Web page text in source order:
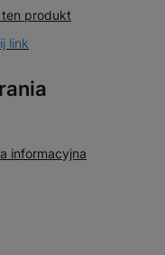
produkt
link
informacyjna